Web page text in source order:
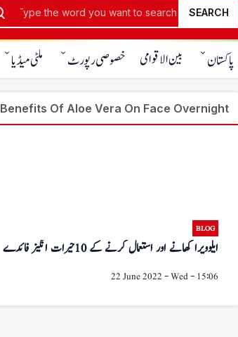
SEARCH
پاکستان بین الاقوامی خصوصی رپورٹ ملٹی میڈیا
Benefits Of Aloe Vera On Face Overnight
BLOG
ایلوویرا کھانے اور استعمال کرنے کے 10 حیرات انگیز فائدے
22 June 2022 - Wed - 15:06